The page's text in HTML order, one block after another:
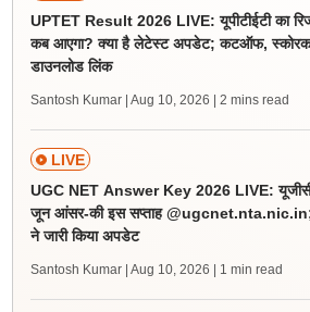
UPTET Result 2026 LIVE: यूपीटीईटी का
कब आएगा? क्या है लेटेस्ट अपडेट; कटऑफ,
डाउनलोड लिंक
Santosh Kumar | Aug 10, 2026 | 2 mins read
LIVE
UGC NET Answer Key 2026 LIVE:
जून आंसर-की इस सप्ताह @ugcnet.nta.nic.in;
ने जारी किया अपडेट
Santosh Kumar | Aug 10, 2026 | 1 min read